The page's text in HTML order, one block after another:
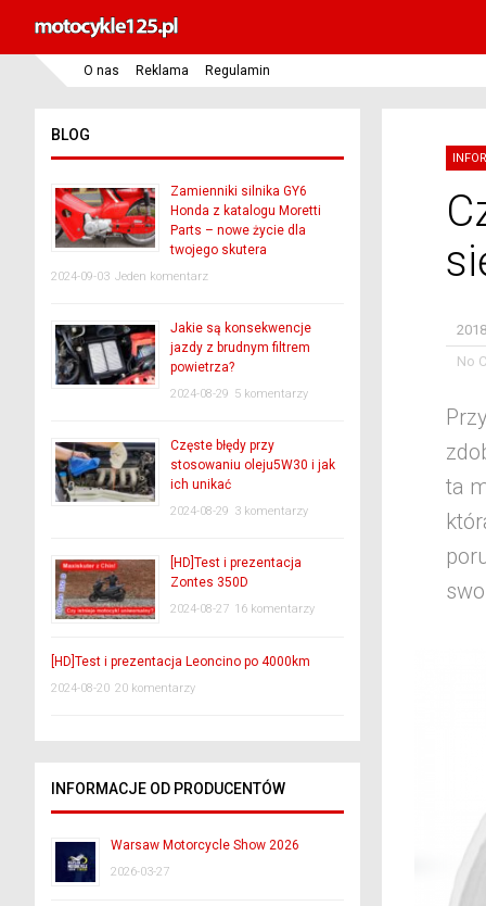
O nas Reklama Regulamin
No
ta
BLOG
Zamienniki silnika GY6
Honda z katalogu Moretti
Parts – nowe życie dla
twojego skutera
2024-09-03 Jeden komentarz
Jakie są konsekwencje
jazdy z brudnym filtrem
powietrza?
2024-08-29 5 komentarzy
Częste błędy przy
stosowaniu oleju5W30 i jak
ich unikać
2024-08-29 3 komentarzy
[HD]Test i prezentacja
Zontes 350D
2024-08-27 16 komentarzy
[HD]Test i prezentacja Leoncino po 4000km
2024-08-20 20 komentarzy
INFORMACJE OD PRODUCENTÓW
Warsaw Motorcycle Show 2026
2026-03-27